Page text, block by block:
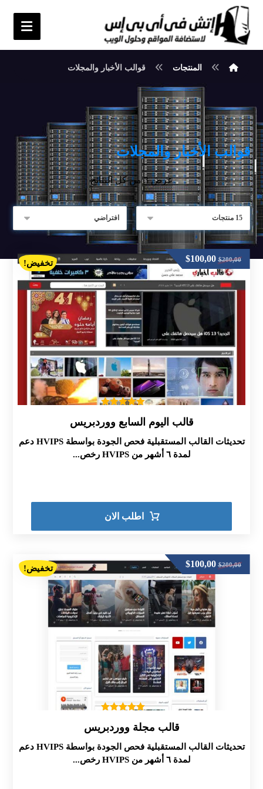
المنتجات قوالب الأخبار والمجلات
قوالب الأخبار والمجلات
عرض ⁦3⁩ من كل النتائج
قالب اليوم السابع ووردبريس
تحديثات القالب المستقبلية فحص الجودة بواسطة HVIPS دعم
لمدة ٦ أشهر من HVIPS رخص...
5.00
من 5
$200,00
$100,00 تخفيض!
اطلب الان
قالب مجلة ووردبريس
تحديثات القالب المستقبلية فحص الجودة بواسطة HVIPS دعم
لمدة ٦ أشهر من HVIPS رخص...
5.00
من 5
$200,00
$100,00 تخفيض!